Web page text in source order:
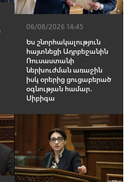
06/08/2026 14:45
Ես շնորհակալություն
հայտնեցի Ադրբեջանին
Ռուսաստանի
ներխուժման առաջին
իսկ օրերից ցուցաբերած
օգնության համար․
Սիբիգա